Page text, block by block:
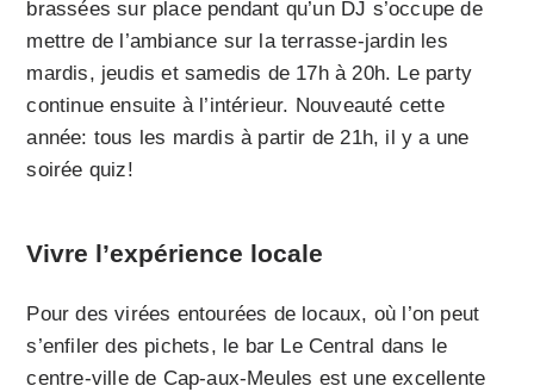
brassées sur place pendant qu’un DJ s’occupe de
mettre de l’ambiance sur la terrasse-jardin les
mardis, jeudis et samedis de 17h à 20h. Le party
continue ensuite à l’intérieur. Nouveauté cette
année: tous les mardis à partir de 21h, il y a une
soirée quiz!
Vivre l’expérience locale
Pour des virées entourées de locaux, où l’on peut
s’enfiler des pichets, le bar Le Central dans le
centre-ville de Cap-aux-Meules est une excellente